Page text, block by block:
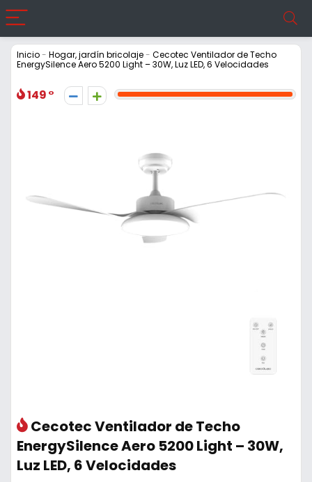
Inicio- Hogar, jardín bricolaje- Cecotec Ventilador de Techo
EnergySilence Aero 5200 Light – 30W, Luz LED, 6 Velocidades
149
Cecotec Ventilador de Techo
EnergySilence Aero 5200 Light – 30W,
Luz LED, 6 Velocidades